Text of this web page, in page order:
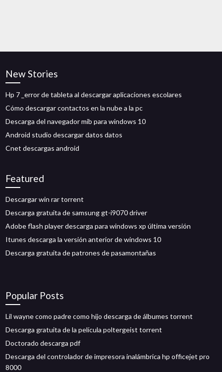
New Stories
Hp 7 _error de tableta al descargar aplicaciones escolares
Cómo descargar contactos en la nube a la pc
Descarga del navegador mib para windows 10
Android studio descargar datos datos
Cnet descargas android
Featured
Descargar win rar torrent
Descarga gratuita de samsung gt-i9070 driver
Adobe flash player descarga para windows xp última versión
Itunes descarga la versión anterior de windows 10
Descarga gratuita de patrones de pasamontañas
Popular Posts
Lil wayne como padre como hijo descarga de álbumes torrent
Descarga gratuita de la película poltergeist torrent
Doctorado descarga pdf
Descarga del controlador de impresora inalámbrica hp officejet pro
8000